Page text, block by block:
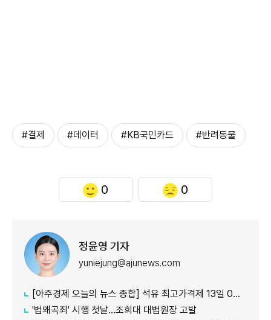
#결제 #데이터 #KB국민카드 #반려동물
0 0
정윤영 기자
yuniejung@ajunews.com
[아주경제 오늘의 뉴스 종합] 석유 최고가격제 13일 0시부터 시행...도매가 기준 휘발유 1724원·경유 1713원 外
'법왜곡죄' 시행 첫날…조희대 대법원장 고발